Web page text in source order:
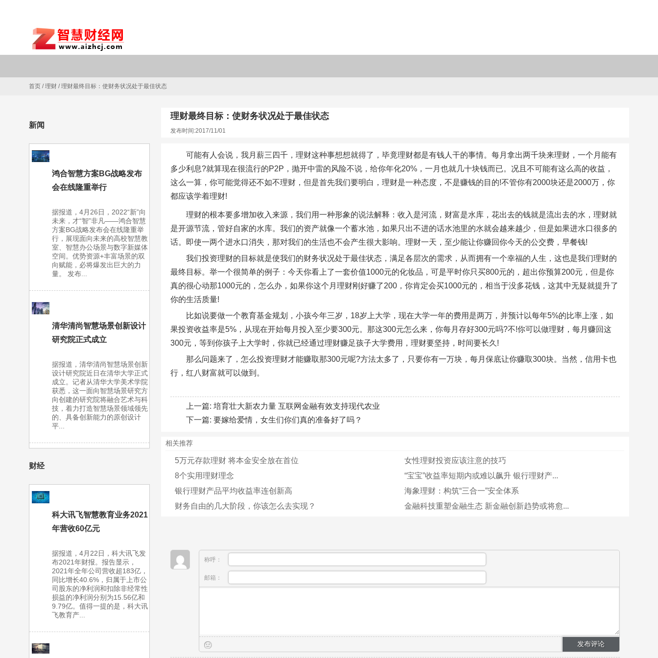
首页 /理财 /理财最终目标：使财务状况处于最佳状态
新闻
鸿合智慧方案BG战略发布
会在线隆重举行
据报道，4月26日，2022“新”向
未来，才“智”非凡——鸿合智慧
方案BG战略发布会在线隆重举
行，展现面向未来的高校智慧教
室、智慧办公场景与数字新媒体
空间。优势资源+丰富场景的双
向赋能，必将爆发出巨大的力
量。 发布...
清华清尚智慧场景创新设计
研究院正式成立
据报道，清华清尚智慧场景创新
设计研究院近日在清华大学正式
成立。记者从清华大学美术学院
获悉，这一面向智慧场景研究方
向创建的研究院将融合艺术与科
技，着力打造智慧场景领域领先
的、具备创新能力的原创设计
平...
财经
科大讯飞智慧教育业务2021
年营收60亿元
据报道，4月22日，科大讯飞发
布2021年财报。报告显示，
2021年全年公司营收超183亿，
同比增长40.6%，归属于上市公
司股东的净利润和扣除非经常性
损益的净利润分别为15.56亿和
9.79亿。值得一提的是，科大讯
飞教育产...
理财最终目标：使财务状况处于最佳状态
发布时间:2017/11/01
可能有人会说，我月薪三四千，理财这种事想想就得了，毕竟理财都是有钱人干的事情。每月拿出两千块来理财，一个月能有
多少利息?就算现在很流行的P2P，抛开中雷的风险不说，给你年化20%，一月也就几十块钱而已。况且不可能有这么高的收益，
这么一算，你可能觉得还不如不理财，但是首先我们要明白，理财是一种态度，不是赚钱的目的!不管你有2000块还是2000万，你
都应该学着理财!
理财的根本要多增加收入来源，我们用一种形象的说法解释：收入是河流，财富是水库，花出去的钱就是流出去的水，理财就
是开源节流，管好自家的水库。我们的资产就像一个蓄水池，如果只出不进的话水池里的水就会越来越少，但是如果进水口很多的
话。即使一两个进水口消失，那对我们的生活也不会产生很大影响。理财一天，至少能让你赚回你今天的公交费，早餐钱!
我们投资理财的目标就是使我们的财务状况处于最佳状态，满足各层次的需求，从而拥有一个幸福的人生，这也是我们理财的
最终目标。举一个很简单的例子：今天你看上了一套价值1000元的化妆品，可是平时你只买800元的，超出你预算200元，但是你
真的很心动那1000元的，怎么办，如果你这个月理财刚好赚了200，你肯定会买1000元的，相当于没多花钱，这其中无疑就提升了
你的生活质量!
比如说要做一个教育基金规划，小孩今年三岁，18岁上大学，现在大学一年的费用是两万，并预计以每年5%的比率上涨，如
果投资收益率是5%，从现在开始每月投入至少要300元。那这300元怎么来，你每月存好300元吗?不!你可以做理财，每月赚回这
300元，等到你孩子上大学时，你就已经通过理财赚足孩子大学费用，理财要坚持，时间要长久!
那么问题来了，怎么投资理财才能赚取那300元呢?方法太多了，只要你有一万块，每月保底让你赚取300块。当然，信用卡也
行，红八财富就可以做到。
上一篇: 培育壮大新农力量 互联网金融有效支持现代农业
下一篇: 要嫁给爱情，女生们你们真的准备好了吗？
相关推荐
5万元存款理财 将本金安全放在首位
女性理财投资应该注意的技巧
8个实用理财理念
“宝宝”收益率短期内或难以飙升 银行理财产...
银行理财产品平均收益率连创新高
海象理财：构筑“三合一”安全体系
财务自由的几大阶段，你该怎么去实现？
金融科技重塑金融生态 新金融创新趋势或将愈...
称呼：
邮箱：